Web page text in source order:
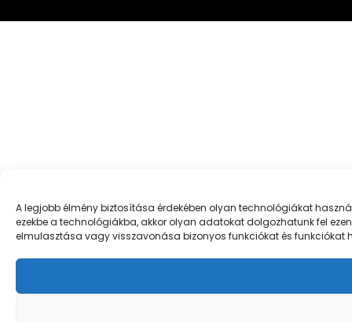
A legjobb élmény biztosítása érdekében olyan technológiákat
ezekbe a technológiákba, akkor olyan adatokat dolgozhatunk fel
elmulasztása vagy visszavonása bizonyos funkciókat és funkciókat